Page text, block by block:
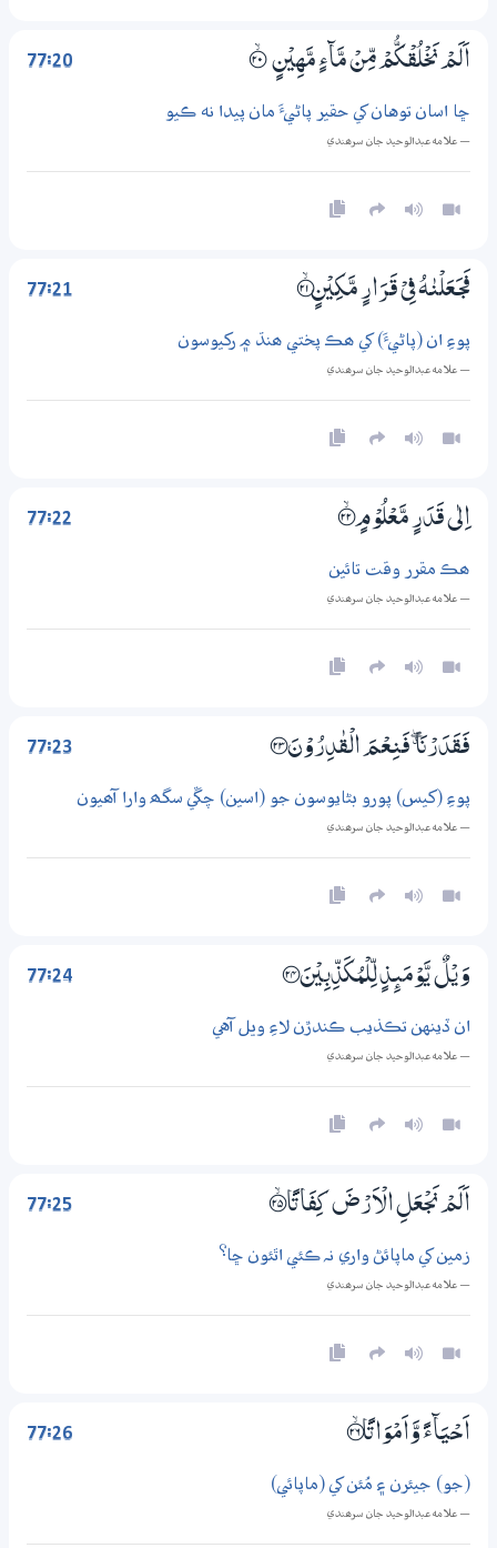
77:20 اَلَمْ نَخْلُقْكُّمْ مِّنْ مَّاۗءٍ مَّهِيْنٍ ؀ۙ20
ڇا اسان توهان کي حقير پاڻيءَ مان پيدا نه ڪيو
— علامه عبدالوحيد جان سرھندي
77:21 فَجَــعَلْنٰهُ فِيْ قَرَارٍ مَّكِيْنٍ ؀ۙ21
پوءِ ان (پاڻيءَ) کي ھڪ پختي ھنڌ ۾ رکيوسون
— علامه عبدالوحيد جان سرھندي
77:22 اِلٰى قَدَرٍ مَّعْلُوْمٍ ؀ۙ22
ھڪ مقرر وقت تائين
— علامه عبدالوحيد جان سرھندي
77:23 فَقَدَرْنَا ڰ فَنِعْمَ الْقٰدِرُوْنَ ؀23
پوءِ (کيس) پورو بڻايوسون جو (اسين) چڱي سگھ وارا آھيون
— علامه عبدالوحيد جان سرھندي
77:24 وَيْلٌ يَّوْمَىِٕذٍ لِّلْمُكَذِّبِيْنَ ؀24
ان ڏينهن تڪذيب ڪندڙن لاءِ ويل آهي
— علامه عبدالوحيد جان سرھندي
77:25 اَلَمْ نَجْعَلِ الْاَرْضَ كِفَاتًا ؀ۙ25
زمين کي ماپائڻ واري نہ ڪئي اٿئون ڇا؟
— علامه عبدالوحيد جان سرھندي
77:26 اَحْيَاۗءً ‎وَّاَمْوَاتًا ؀ۙ26
(جو) جيئرن ۽ مُئن کي (ماپائي)
— علامه عبدالوحيد جان سرھندي